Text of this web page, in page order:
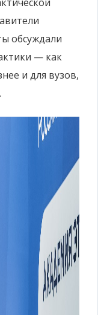
обсуждали
— как
и для вузов,